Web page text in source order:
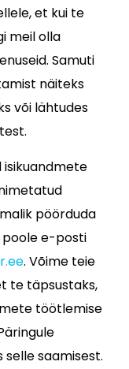
et kui te
meil olla
Samuti
näiteks
või lähtudes
isikuandmete
pöörduda
poole e-posti
. Võime teie
te täpsustaks,
töötlemise
saamisest.